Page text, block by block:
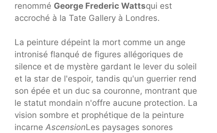
renommé George Frederic Wattsqui est
accroché à la Tate Gallery à Londres.
La peinture dépeint la mort comme un ange
intronisé flanqué de figures allégoriques de
silence et de mystère gardant le lever du soleil
et la star de l'espoir, tandis qu'un guerrier rend
son épée et un duc sa couronne, montrant que
le statut mondain n'offre aucune protection. La
vision sombre et prophétique de la peinture
incarne AscensionLes paysages sonores